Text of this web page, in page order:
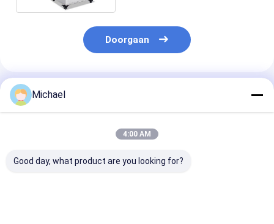
Doorgaan
Geadviseerde Producten
Michael
4:00 AM
Good day, what product are you looking for?